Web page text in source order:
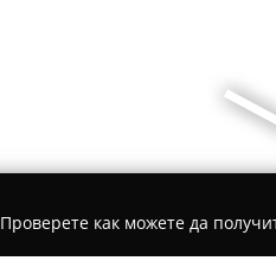
Проверете как можете да